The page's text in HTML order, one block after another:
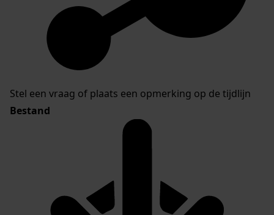
Stel een vraag of plaats een opmerking op de tijdlijn
Bestand